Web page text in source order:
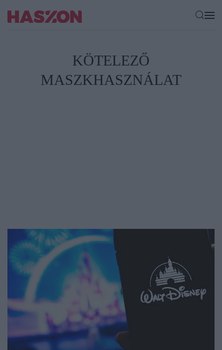
KÖTELEZŐ
MASZKHASZNÁLAT